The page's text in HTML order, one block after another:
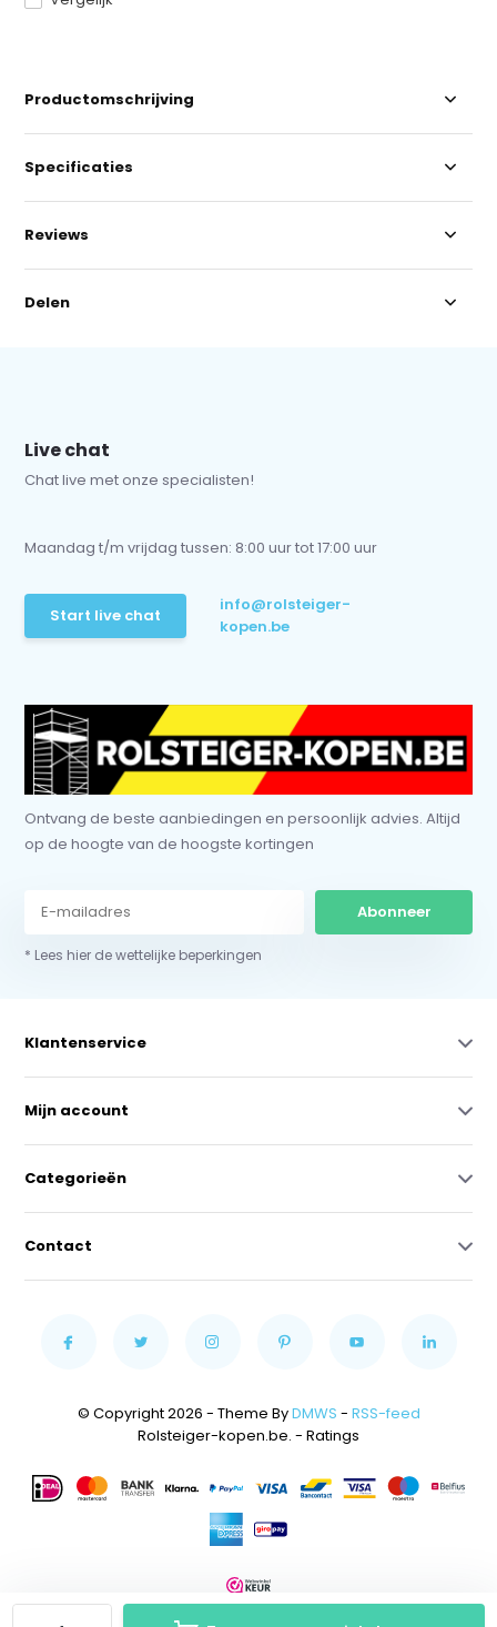
Productomschrijving
Specificaties
Reviews
Delen
Live chat
Chat live met onze specialisten!
Maandag t/m vrijdag tussen: 8:00 uur tot 17:00 uur
Start live chat
info@rolsteiger-
kopen.be
Ontvang de beste aanbiedingen en persoonlijk advies. Altijd
op de hoogte van de hoogste kortingen
Abonneer
* Lees hier de wettelijke beperkingen
Klantenservice
Mijn account
Categorieën
Contact
© Copyright 2026 - Theme ByDMWS - RSS-feed
Rolsteiger-kopen.be. - Ratings